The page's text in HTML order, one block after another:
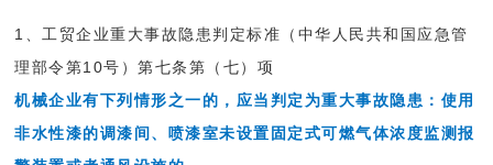
1、工贸企业重大事故隐患判定标准（中华人民共和国应急管
理部令第10号）第七条第（七）项
机械企业有下列情形之一的，应当判定为重大事故隐患：使用
非水性漆的调漆间、喷漆室未设置固定式可燃气体浓度监测报